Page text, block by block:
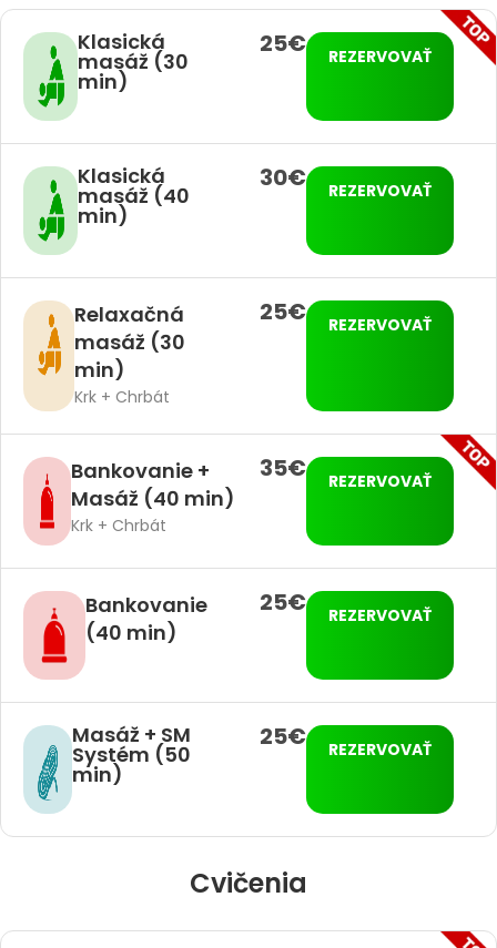
Klasická
masáž (30
min)
25€ REZERVOVAŤ
Klasická
masáž (40
min)
30€ REZERVOVAŤ
Relaxačná
masáž (30
min)
Krk + Chrbát
25€ REZERVOVAŤ
Bankovanie +
Masáž (40 min)
Krk + Chrbát
35€ REZERVOVAŤ
Bankovanie
(40 min)
25€ REZERVOVAŤ
Masáž + SM
Systém (50
min)
25€ REZERVOVAŤ
Cvičenia